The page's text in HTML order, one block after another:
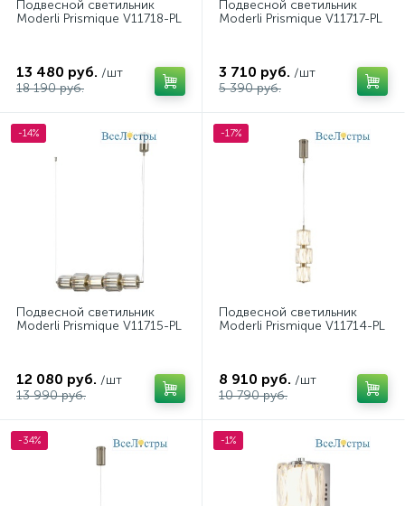
Подвесной светильник
Moderli Prismique V11718-PL
13 480 руб. /шт
18 190 руб.
Подвесной светильник
Moderli Prismique V11717-PL
3 710 руб. /шт
5 390 руб.
-14%
Подвесной светильник
Moderli Prismique V11715-PL
12 080 руб. /шт
13 990 руб.
-17%
Подвесной светильник
Moderli Prismique V11714-PL
8 910 руб. /шт
10 790 руб.
-34% -1%